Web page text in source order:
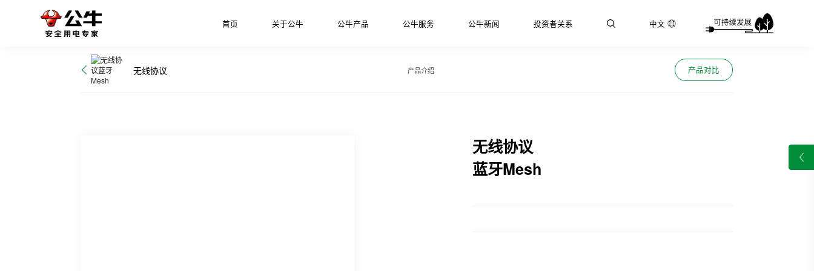
首页 关于公牛 公牛产品 公牛服务 公牛新闻 投资者关系 中文
无线协议 产品介绍 产品对比
无线协议
蓝牙Mesh